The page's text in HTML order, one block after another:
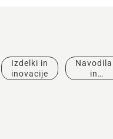
Izdelki in
inovacije
Navodila
in